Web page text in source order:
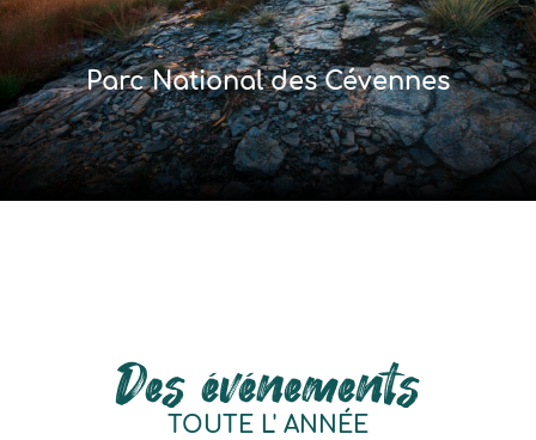
Parc National des Cévennes
Des événements
TOUTE L' ANNÉE